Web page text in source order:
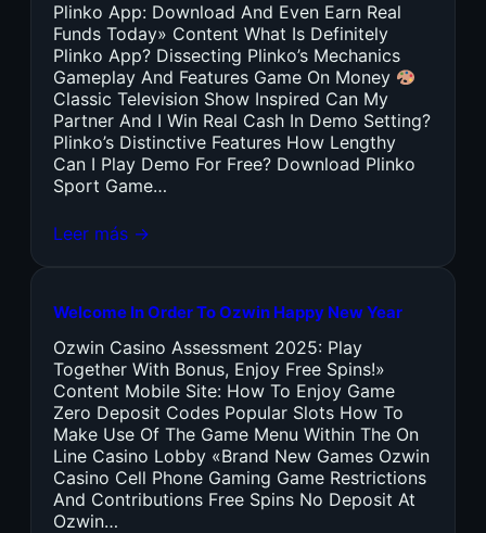
Plinko App: Download And Even Earn Real
Funds Today» Content What Is Definitely
Plinko App? Dissecting Plinko’s Mechanics
Gameplay And Features Game On Money
Classic Television Show Inspired Can My
Partner And I Win Real Cash In Demo Setting?
Plinko’s Distinctive Features How Lengthy
Can I Play Demo For Free? Download Plinko
Sport Game…
Leer más →
Welcome In Order To Ozwin Happy New Year
Ozwin Casino Assessment 2025: Play
Together With Bonus, Enjoy Free Spins!»
Content Mobile Site: How To Enjoy Game
Zero Deposit Codes Popular Slots How To
Make Use Of The Game Menu Within The On
Line Casino Lobby «Brand New Games Ozwin
Casino Cell Phone Gaming Game Restrictions
And Contributions Free Spins No Deposit At
Ozwin…